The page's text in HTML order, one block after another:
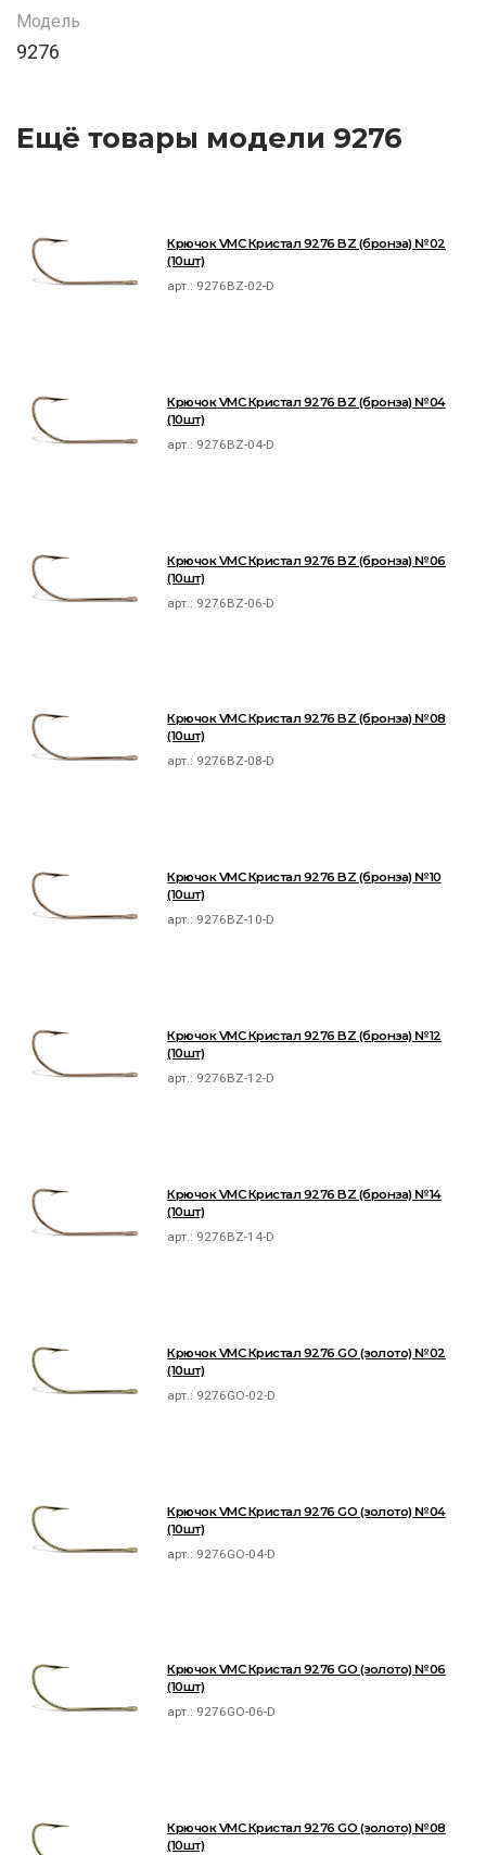
Модель
9276
Ещё товары модели 9276
Крючок VMC Кристал 9276 BZ (бронза) №02
(10шт)
арт.: 9276BZ-02-D
Крючок VMC Кристал 9276 BZ (бронза) №04
(10шт)
арт.: 9276BZ-04-D
Крючок VMC Кристал 9276 BZ (бронза) №06
(10шт)
арт.: 9276BZ-06-D
Крючок VMC Кристал 9276 BZ (бронза) №08
(10шт)
арт.: 9276BZ-08-D
Крючок VMC Кристал 9276 BZ (бронза) №10
(10шт)
арт.: 9276BZ-10-D
Крючок VMC Кристал 9276 BZ (бронза) №12
(10шт)
арт.: 9276BZ-12-D
Крючок VMC Кристал 9276 BZ (бронза) №14
(10шт)
арт.: 9276BZ-14-D
Крючок VMC Кристал 9276 GO (золото) №02
(10шт)
арт.: 9276GO-02-D
Крючок VMC Кристал 9276 GO (золото) №04
(10шт)
арт.: 9276GO-04-D
Крючок VMC Кристал 9276 GO (золото) №06
(10шт)
арт.: 9276GO-06-D
Крючок VMC Кристал 9276 GO (золото) №08
(10шт)